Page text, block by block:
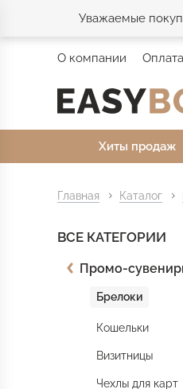
Уважаемые
О компании Оплата
Хиты продаж
Главная Каталог
ВСЕ КАТЕГОРИИ
Промо-
Кошельки
Визитницы
Чехлы для карт
Брелоки